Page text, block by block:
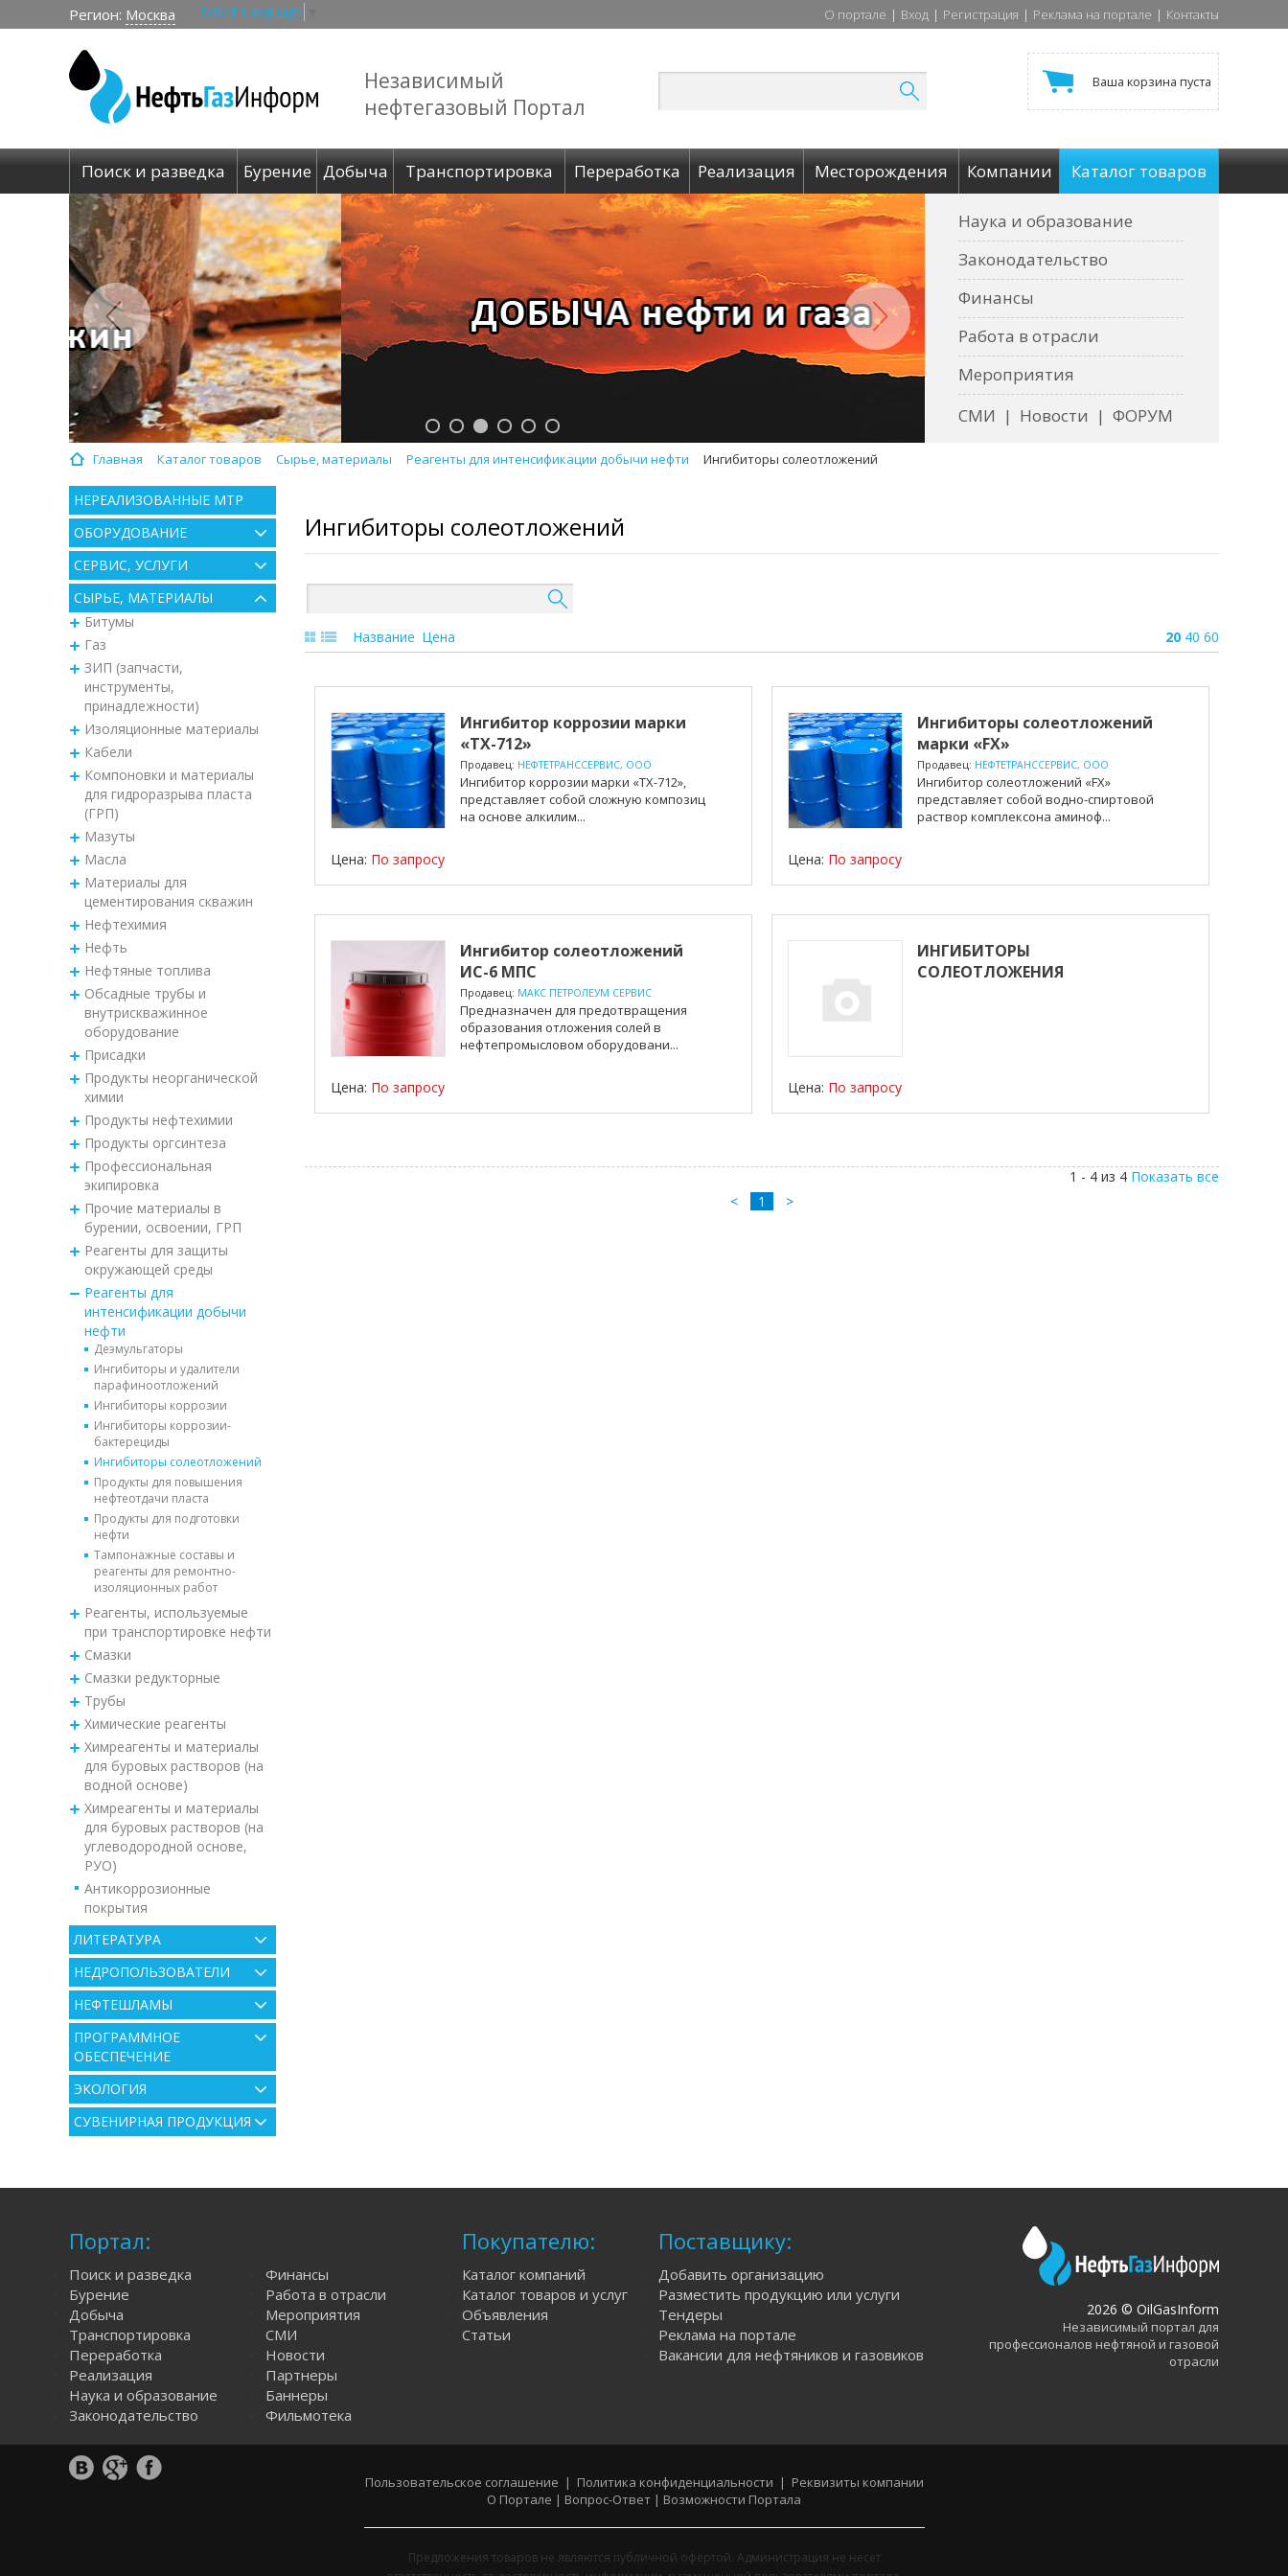
Регион: Москва Select Language О портале | Вход | Регистрация | Реклама на портале | Контакты
Независимый
нефтегазовый Портал
Ваша корзина пуста
Поиск и разведка Бурение Добыча Транспортировка Переработка Реализация Месторождения Компании Каталог товаров
Наука и образование
Законодательство
Финансы
Работа в отрасли
Мероприятия
СМИ | Новости | ФОРУМ
Главная Каталог товаров Сырье, материалы Реагенты для интенсификации добычи нефти Ингибиторы солеотложений
НЕРЕАЛИЗОВАННЫЕ МТР
ОБОРУДОВАНИЕ
СЕРВИС, УСЛУГИ
СЫРЬЕ, МАТЕРИАЛЫ
Битумы
Газ
ЗИП (запчасти,
инструменты,
принадлежности)
Изоляционные материалы
Кабели
Компоновки и материалы
для гидроразрыва пласта
(ГРП)
Мазуты
Масла
Материалы для
цементирования скважин
Нефтехимия
Нефть
Нефтяные топлива
Обсадные трубы и
внутрискважинное
оборудование
Присадки
Продукты неорганической
химии
Продукты нефтехимии
Продукты оргсинтеза
Профессиональная
экипировка
Прочие материалы в
бурении, освоении, ГРП
Реагенты для защиты
окружающей среды
Реагенты для
интенсификации добычи
нефти
Деэмульгаторы
Ингибиторы и удалители
парафиноотложений
Ингибиторы коррозии
Ингибиторы коррозии-
бактерециды
Ингибиторы солеотложений
Продукты для повышения
нефтеотдачи пласта
Продукты для подготовки
нефти
Тампонажные составы и
реагенты для ремонтно-
изоляционных работ
Реагенты, используемые
при транспортировке нефти
Смазки
Смазки редукторные
Трубы
Химические реагенты
Химреагенты и материалы
для буровых растворов (на
водной основе)
Химреагенты и материалы
для буровых растворов (на
углеводородной основе,
РУО)
Антикоррозионные
покрытия
ЛИТЕРАТУРА
НЕДРОПОЛЬЗОВАТЕЛИ
НЕФТЕШЛАМЫ
ПРОГРАММНОЕ
ОБЕСПЕЧЕНИЕ
ЭКОЛОГИЯ
СУВЕНИРНАЯ ПРОДУКЦИЯ
Ингибиторы солеотложений
Название Цена 20 40 60
Ингибитор коррозии марки
«TX-712»
Продавец: НЕФТЕТРАНССЕРВИС, ООО
Ингибитор коррозии марки «TX-712»,
представляет собой сложную композицию
на основе алкилим...
Цена: По запросу
Ингибиторы солеотложений
марки «FX»
Продавец: НЕФТЕТРАНССЕРВИС, ООО
Ингибитор солеотложений «FX»
представляет собой водно-спиртовой
раствор комплексона аминоф...
Цена: По запросу
Ингибитор солеотложений
ИС-6 МПС
Продавец: МАКС ПЕТРОЛЕУМ СЕРВИС
Предназначен для предотвращения
образования отложения солей в
нефтепромысловом оборудовани...
Цена: По запросу
ИНГИБИТОРЫ
СОЛЕОТЛОЖЕНИЯ
Цена: По запросу
1 - 4 из 4 Показать все
<
1 >
Портал:
Поиск и разведка
Бурение
Добыча
Транспортировка
Переработка
Реализация
Наука и образование
Законодательство
Финансы
Работа в отрасли
Мероприятия
СМИ
Новости
Партнеры
Баннеры
Фильмотека
Покупателю:
Каталог компаний
Каталог товаров и услуг
Объявления
Статьи
Поставщику:
Добавить организацию
Разместить продукцию или услуги
Тендеры
Реклама на портале
Вакансии для нефтяников и газовиков
2026 © OilGasInform
Независимый портал для
профессионалов нефтяной и газовой
отрасли
Пользовательское соглашение | Политика конфиденциальности | Реквизиты компании
О Портале | Вопрос-Ответ | Возможности Портала
Предложения товаров не являются публичной офертой. Администрация не несет